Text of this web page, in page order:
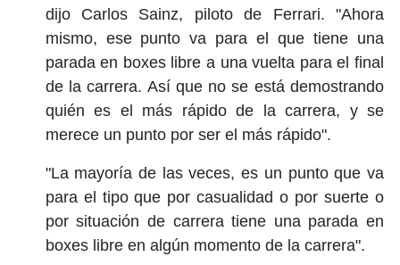
dijo Carlos Sainz, piloto de Ferrari. "Ahora
mismo, ese punto va para el que tiene una
parada en boxes libre a una vuelta para el final
de la carrera. Así que no se está demostrando
quién es el más rápido de la carrera, y se
merece un punto por ser el más rápido".
"La mayoría de las veces, es un punto que va
para el tipo que por casualidad o por suerte o
por situación de carrera tiene una parada en
boxes libre en algún momento de la carrera".